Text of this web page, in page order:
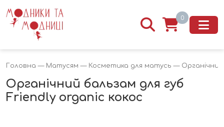
0
Головна — Матусям — Косметика для матусь — Органічний
Органічний бальзам для губ
Friendly organic кокос